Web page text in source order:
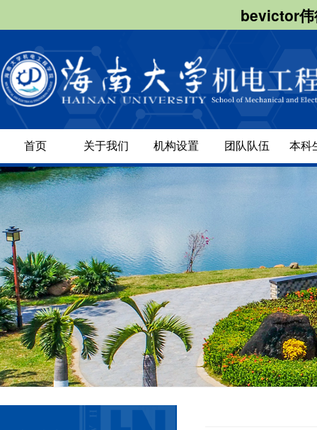
bevictor伟
首页 关于我们 机构设置 团队队伍 本科